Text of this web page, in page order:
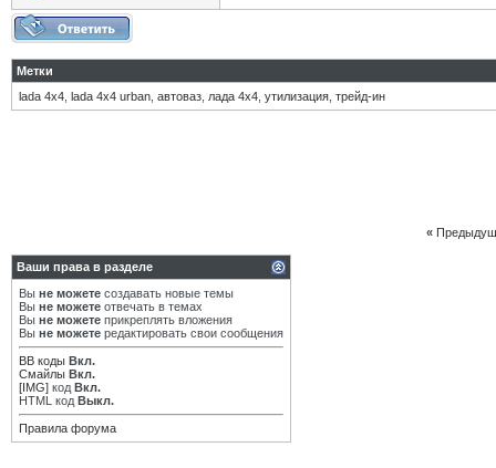
Метки
lada 4x4 lada 4x4 urban автоваз лада 4х4 утилизация трейд-ин
«
Ваши права в разделе
Вы не можете создавать новые темы
Вы не можете отвечать в темах
Вы не можете прикреплять вложения
Вы не можете редактировать свои сообщения
BB коды Вкл.
Смайлы Вкл.
[IMG] код Вкл.
HTML код Выкл.
Правила форума